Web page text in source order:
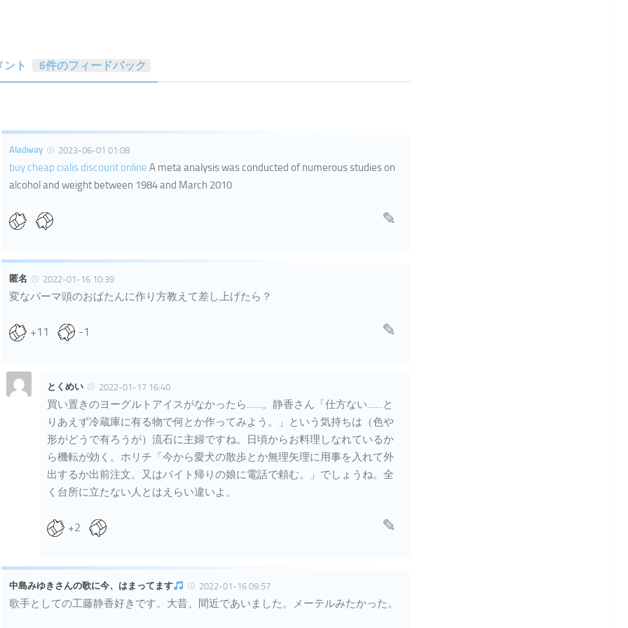
ント 6件のフィードバック
Aladway 2023-06-01 01:08
buy cheap cialis discount online A meta analysis was conducted of numerous studies on
alcohol and weight between 1984 and March 2010
匿名 2022-01-16 10:39
変なパーマ頭のおばたんに作り方教えて差し上げたら？
+11 -1
とくめい 2022-01-17 16:40
買い置きのヨーグルトアイスがなかったら……。静香さん「仕方ない……と
りあえず冷蔵庫に有る物で何とか作ってみよう。」という気持ちは（色や
形がどうで有ろうが）流石に主婦ですね。日頃からお料理しなれているか
ら機転が効く。ホリチ「今から愛犬の散歩とか無理矢理に用事を入れて外
出するか出前注文。又はバイト帰りの娘に電話で頼む。」でしょうね。全
く台所に立たない人とはえらい違いよ。
+2
中島みゆきさんの歌に今、はまってます 2022-01-16 09:57
歌手としての工藤静香好きです。大昔、間近であいました。メーテルみたかった。